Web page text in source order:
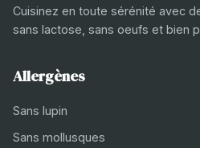
Cuisinez en toute sérénité avec
sans lactose, sans oeufs et bien
Allergènes
Sans lupin
Sans mollusques